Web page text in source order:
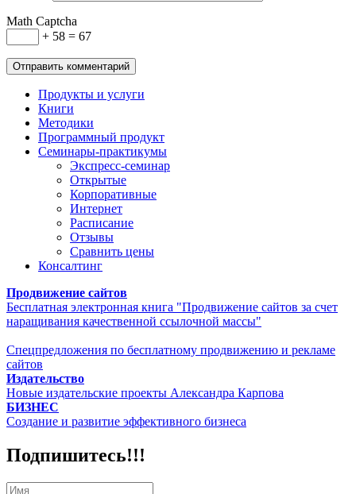
Math Captcha
+ 58 = 67
Продукты и услуги
Книги
Методики
Программный продукт
Семинары-практикумы
Экспресс-семинар
Открытые
Корпоративные
Интернет
Расписание
Отзывы
Сравнить цены
Консалтинг
Продвижение сайтов
Бесплатная электронная книга "Продвижение сайтов за счет
наращивания качественной ссылочной массы"
Спецпредложения по бесплатному продвижению и рекламе
сайтов
Издательство
Новые издательские проекты Александра Карпова
БИЗНЕС
Создание и развитие эффективного бизнеса
Подпишитесь!!!